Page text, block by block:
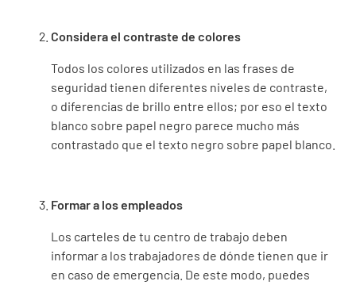
Considera el contraste de colores
Todos los colores utilizados en las frases de
seguridad tienen diferentes niveles de contraste,
o diferencias de brillo entre ellos; por eso el texto
blanco sobre papel negro parece mucho más
contrastado que el texto negro sobre papel blanco.
Formar a los empleados
Los carteles de tu centro de trabajo deben
informar a los trabajadores de dónde tienen que ir
en caso de emergencia. De este modo, puedes